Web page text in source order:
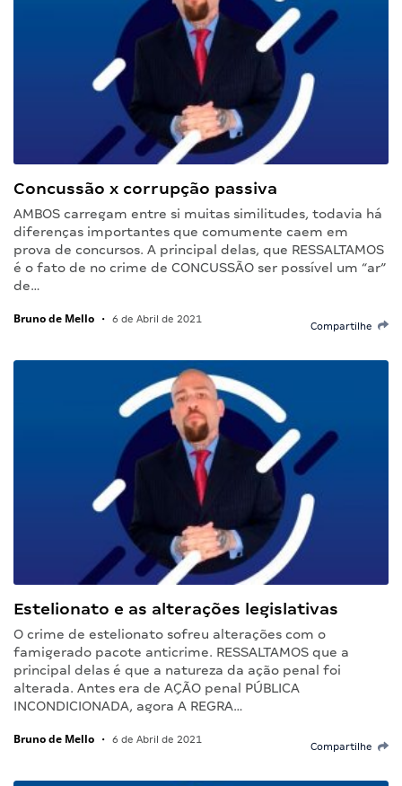
Concussão x corrupção passiva
AMBOS carregam entre si muitas similitudes, todavia há
diferenças importantes que comumente caem em
prova de concursos. A principal delas, que RESSALTAMOS
é o fato de no crime de CONCUSSÃO ser possível um “ar”
de…
Bruno de Mello • 6 de Abril de 2021
Compartilhe
Estelionato e as alterações legislativas
O crime de estelionato sofreu alterações com o
famigerado pacote anticrime. RESSALTAMOS que a
principal delas é que a natureza da ação penal foi
alterada. Antes era de AÇÃO penal PÚBLICA
INCONDICIONADA, agora A REGRA…
Bruno de Mello • 6 de Abril de 2021
Compartilhe